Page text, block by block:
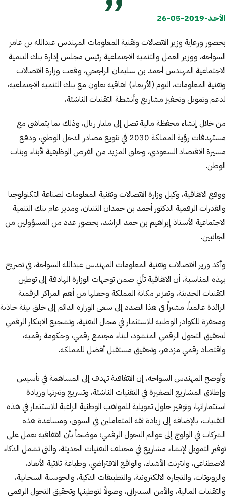
الأحد-2019-05-26
بحضور ورعاية وزير الاتصالات وتقنية المعلومات المهندس عبدالله بن عامر
السواحه، ووزير العمل والتنمية الاجتماعية رئيس مجلس إدارة بنك التنمية
الاجتماعية المهندس أحمد بن سليمان الراجحي، وقعت وزارة الاتصالات
وتقنية المعلومات، اليوم (الأربعاء) اتفاقية تعاون مع بنك التنمية الاجتماعية،
لدعم وتمويل وتحفيز مشاريع وأنشطة التقنيات الناشئة،
من خلال إنشاء محفظة مالية تصل إلى مليار ريال، وذلك بما يتماشى مع
مستهدفات رؤية المملكة 2030 في تنويع مصادر الدخل الوطني، ودفع
مسيرة الاقتصاد السعودي، وخلق المزيد من الفرص الوظيفية لأبناء وبنات
الوطن.
ووقع الاتفاقية، وكيل وزارة الاتصالات وتقنية المعلومات لصناعة التكنولوجيا
والقدرات الرقمية الدكتور أحمد بن حمدان الثنيان، ومدير عام بنك التنمية
الاجتماعية الأستاذ إبراهيم بن حمد الراشد، بحضور عدد من المسؤولين من
الجانبين.
وأكد وزير الاتصالات وتقنية المعلومات المهندس عبدالله السواحة، في تصريح
بهذه المناسبة، أن الاتفاقية تأتي ضمن توجهات الوزارة الهادفة إلى توطين
التقنيات الحديثة، وتعزيز مكانة المملكة وجعلها من أهم المراكز الرقمية
الرائدة عالمياً، مشيراً في هذا الصدد إلى سعى الوزارة الدائم إلى خلق بيئة جاذبة
ومحفزة للكوادر الوطنية للاستثمار في مجال التقنية، وتشجيع الابتكار الرقمي
لتحقيق التحول الرقمي المنشود، لبناء مجتمع رقمي، وحكومة رقمية،
واقتصاد رقمي مزدهر، وتحقيق مستقبل أفضل للمملكة.
وأوضح المهندس السواحه، إن الاتفاقية تهدف إلى المساهمة في تأسيس
وإطلاق المشاريع الصغيرة في التقنيات الناشئة، وتسريع وتيرتها وزيادة
استثماراتها، وتوفير حلول تمويلية للمواهب الوطنية الراغبة للاستثمار في هذه
التقنيات، بالإضافة إلى زيادة ثقة المتعاملين في السوق، ومساعدة هذه
الشركات في الولوج إلى عوالم التحول الرقمي؛ موضحاً بأن الاتفاقية تعمل على
توفير التمويل لإنشاء مشاريع في مختلف التقنيات الحديثة، والتي تشمل الذكاء
الاصطناعي، وانترنت الأشياء، والواقع الافتراضي، وطباعة ثلاثية الأبعاد،
والروبوتات، والتجارة الالكترونية، والتطبيقات الذكية، والحوسبة السحابية،
والتقنيات المالية، والأمن السيبراني، وصولاً لتوطينها وتحقيق التحول الرقمي